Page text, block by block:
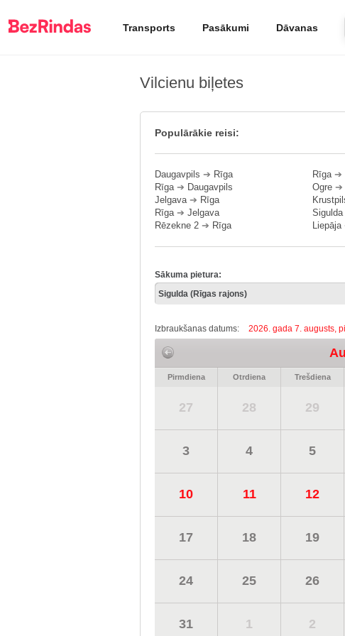
Transports Pasākumi Dāvanas
Vilcienu biļetes
Populārākie reisi:
Daugavpils ➔ Rīga
Rīga➔ Daugavpils
Jelgava➔ Rīga
Rīga➔ Jelgava
Rēzekne 2 ➔ Rīga
Rīga➔
Ogre ➔
Sigulda
Liepāja
Sākuma pietura:
Izbraukšanas datums: 2026. gada 7. augusts,
Pirmdiena Otrdiena Trešdiena
27 28 29
3 4 5
10 11 12
17 18 19
24 25 26
31 1 2